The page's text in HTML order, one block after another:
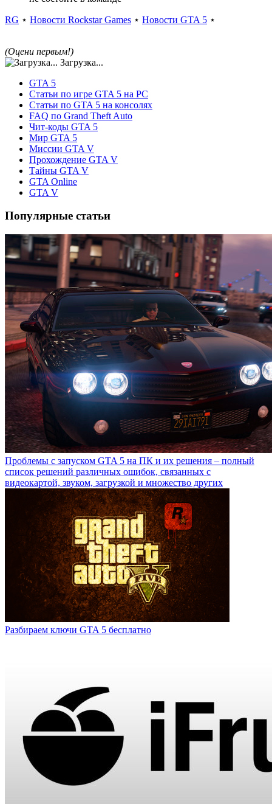
RG ⋆ Новости Rockstar Games ⋆ Новости GTA 5 ⋆
(Оцени первым!)
Загрузка...
GTA 5
Статьи по игре GTA 5 на PC
Статьи по GTA 5 на консолях
FAQ по Grand Theft Auto
Чит-коды GTA 5
Мир GTA 5
Миссии GTA V
Прохождение GTA V
Тайны GTA V
GTA Online
GTA V
Популярные статьи
Проблемы с запуском GTA 5 на ПК и их решения – полный
список решений различных ошибок, связанных с
видеокартой, звуком, загрузкой и множество других
Разбираем ключи GTA 5 бесплатно